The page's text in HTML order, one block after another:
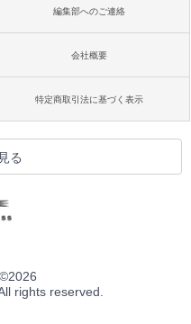
編集部へのご連絡
会社概要
特定商取引法に基づく表示
る
2026
rights reserved.